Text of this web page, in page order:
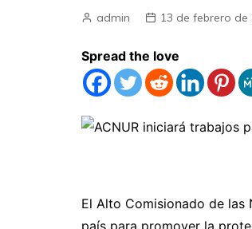
admin 13 de febrero de
Spread the love
El Alto Comisionado de las
país para promover la